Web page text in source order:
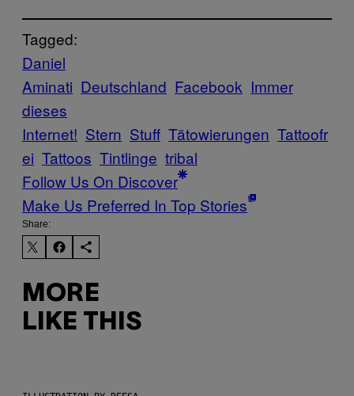
Tagged:
Daniel
Aminati Deutschland Facebook Immer
dieses
Internet! Stern Stuff Tätowierungen Tattoofr
ei Tattoos Tintlinge tribal
Follow Us On Discover
Make Us Preferred In Top Stories
Share:
MORE
LIKE THIS